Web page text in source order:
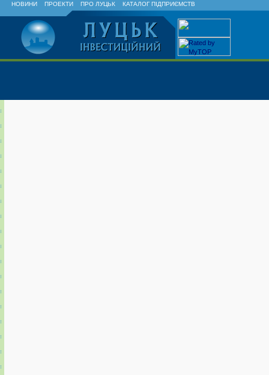
НОВИНИ ПРОЕКТИ ПРО ЛУЦЬК КАТАЛОГ ПІДПРИЄМСТВ